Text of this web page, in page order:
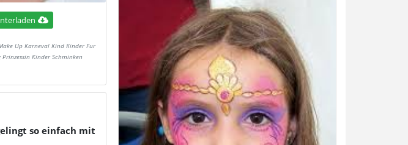
Up Karneval Kind Kinder Fur
Kinder Schminken
so einfach mit